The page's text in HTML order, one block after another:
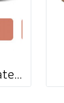
Jillian Sport Water Friendly Sandal